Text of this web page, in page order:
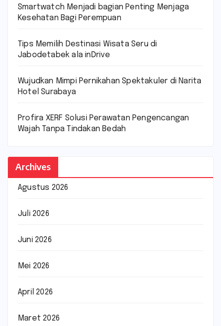
Smartwatch Menjadi bagian Penting Menjaga
Kesehatan Bagi Perempuan
Tips Memilih Destinasi Wisata Seru di
Jabodetabek ala inDrive
Wujudkan Mimpi Pernikahan Spektakuler di Narita
Hotel Surabaya
Profira XERF Solusi Perawatan Pengencangan
Wajah Tanpa Tindakan Bedah
Archives
Agustus 2026
Juli 2026
Juni 2026
Mei 2026
April 2026
Maret 2026